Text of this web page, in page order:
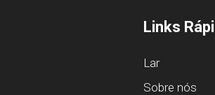
Links
Lar
Sobre nós